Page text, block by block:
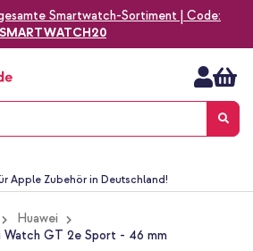
Smartwatch-Sortiment | Code:
SMARTWATCH20
Apple Zubehör in Deutschland!
Huawei
Watch GT 2e Sport - 46 mm